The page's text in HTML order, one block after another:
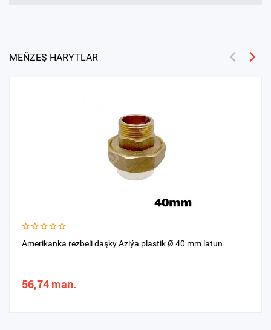
MEŇZEŞ HARYTLAR
Amerikanka rezbeli daşky Aziýa plastik Ø 40 mm latun
56,74 man.